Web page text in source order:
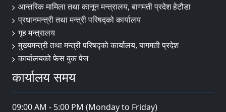
आन्तरिक मामिला तथा कानून मन्त्रालय, बागमती प्रदेश हेटौडा
प्रधानमन्त्री तथा मन्त्री परिषद्को कार्यालय
गृह मन्त्रालय
मुख्यमन्त्री तथा मन्त्री परिषद्को कार्यालय, बागमती प्रदेश
कार्यालयको फेस बुक पेज
कार्यालय समय
09:00 AM - 5:00 PM (Monday to Friday)